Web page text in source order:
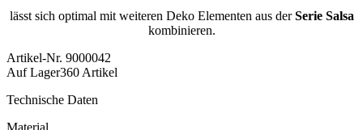
lässt sich optimal mit weiteren Deko Elementen aus derSerie Salsa
kombinieren.
Artikel-Nr. 9000042
Auf Lager360 Artikel
Technische Daten